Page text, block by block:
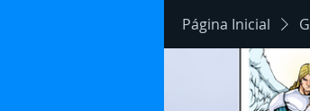
Página Inicial